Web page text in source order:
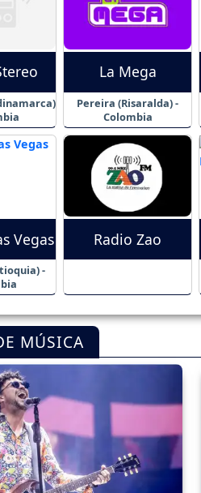
La Mega
Pereira (Risaralda) -
Colombia
Vegas Radio Zao
MÚSICA